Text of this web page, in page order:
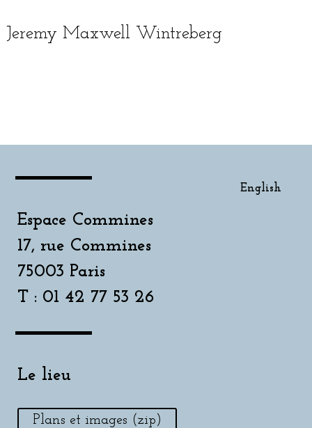
Jeremy Maxwell Wintreberg
Espace Commines
17, rue Commines
75003 Paris
T : 01 42 77 53 26
Le lieu
Plans et images (zip)
English